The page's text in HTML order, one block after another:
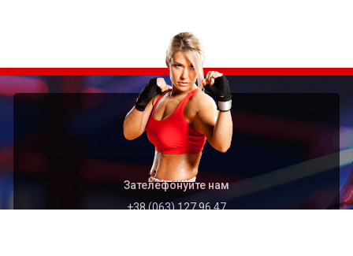
Зателефонуйте нам
+38 (063) 127 96 47